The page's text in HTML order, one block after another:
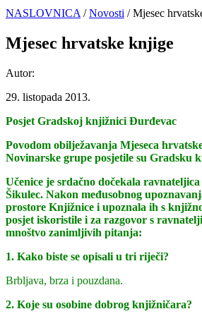
NASLOVNICA /Novosti / Mjesec
Mjesec hrvatske knjige
Autor:
29. listopada 2013.
Posjet Gradskoj knjižnici Đurđevac
Povodom obilježavanja Mjeseca
Novinarske grupe posjetile su Gradsku
Učenice je srdačno dočekala
Šikulec. Nakon međusobnog
prostore Knjižnice i upoznala ih s
posjet iskoristile i za razgovor s
mnoštvo zanimljivih pitanja:
1. Kako biste se opisali u tri riječi?
Brbljava, brza i pouzdana.
2. Koje su osobine dobrog knjižničara?